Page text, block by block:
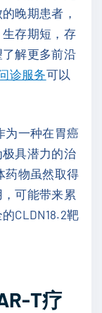
晚期患者，
存期短，存
解更多前沿
诊服务可以
为一种在胃癌
具潜力的治
药物虽然取得
可能带来累
CLDN18.2靶
T疗